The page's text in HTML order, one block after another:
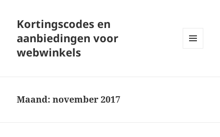
Kortingscodes en
aanbiedingen voor
webwinkels
Maand:november 2017